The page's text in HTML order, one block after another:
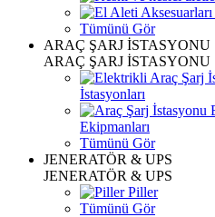
Tümünü Gör
ARAÇ ŞARJ İSTASYONU
ARAÇ ŞARJ İSTASYONU
İstasyonları
Ekipmanları
Tümünü Gör
JENERATÖR & UPS
JENERATÖR & UPS
Piller
Tümünü Gör